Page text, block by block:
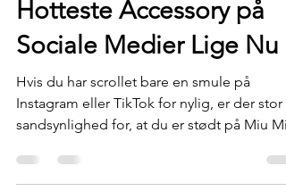
Miu Miu Eyewear – Det
Hotteste Accessory på
Sociale Medier Lige Nu
Hvis du har scrollet bare en smule på
Instagram eller TikTok for nylig, er der stor
sandsynlighed for, at du er stødt på Miu